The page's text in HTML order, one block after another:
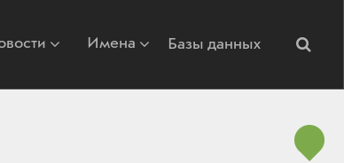
Имена Базы данных